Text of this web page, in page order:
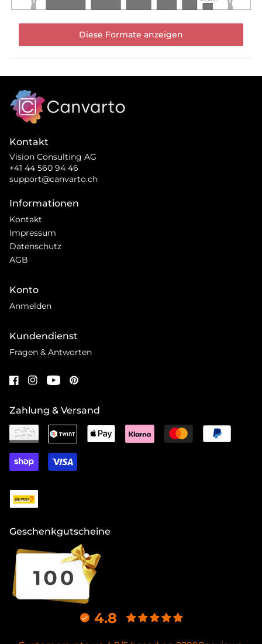
Diese Formate anzeigen
Kontakt
Vision Consulting AG
+41 44 560 94 46
support@canvarto.ch
Informationen
Kontakt
Impressum
Datenschutz
AGB
Konto
Anmelden
Kundendienst
Fragen & Antworten
Zahlung & Versand
Geschenkgutscheine
4.8